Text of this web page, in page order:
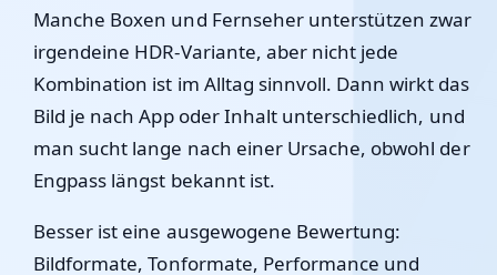
Manche Boxen und Fernseher unterstützen zwar
irgendeine HDR-Variante, aber nicht jede
Kombination ist im Alltag sinnvoll. Dann wirkt das
Bild je nach App oder Inhalt unterschiedlich, und
man sucht lange nach einer Ursache, obwohl der
Engpass längst bekannt ist.
Besser ist eine ausgewogene Bewertung:
Bildformate, Tonformate, Performance und